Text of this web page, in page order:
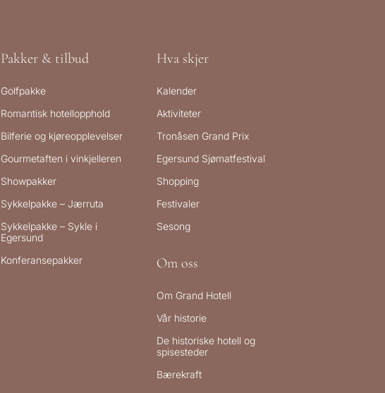
Pakker & tilbud
Golfpakke
Romantisk hotellopphold
Bilferie og kjøreopplevelser
Gourmetaften i vinkjelleren
Showpakker
Sykkelpakke – Jærruta
Sykkelpakke – Sykle i
Egersund
Konferansepakker
Hva skjer
Kalender
Aktiviteter
Tronåsen Grand Prix
Egersund Sjømatfestival
Shopping
Festivaler
Sesong
Om oss
Om Grand Hotell
Vår historie
De historiske hotell og
spisesteder
Bærekraft